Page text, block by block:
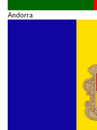
Andorra